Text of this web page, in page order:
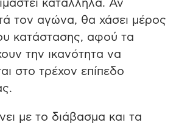
κατάλληλα. Αν
τον αγώνα, θα χάσει μέρος
κατάστασης, αφού τα
την ικανότητα να
στο τρέχον επίπεδο
με το διάβασμα και τα